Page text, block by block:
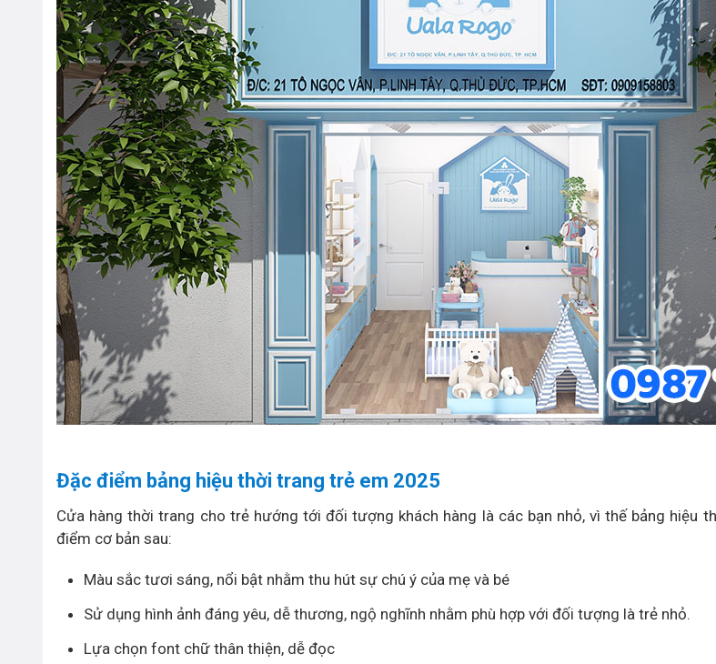
Đặc điểm bảng hiệu thời trang trẻ em 2025
Cửa hàng thời trang cho trẻ hướng tới đối tượng khách hàng là các bạn nhỏ, vì thế bảng hiệu
điểm cơ bản sau:
Màu sắc tươi sáng, nổi bật nhằm thu hút sự chú ý của mẹ và bé
Sử dụng hình ảnh đáng yêu, dễ thương, ngộ nghĩnh nhằm phù hợp với đối tượng là trẻ nhỏ.
Lựa chọn font chữ thân thiện, dễ đọc